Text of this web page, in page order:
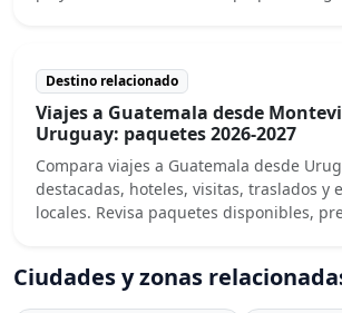
Destino relacionado
Viajes a Guatemala desde
Uruguay: paquetes 2026-2027
Compara viajes a Guatemala desde
destacadas, hoteles, visitas, traslados y
locales. Revisa paquetes disponibles,
Ciudades y zonas